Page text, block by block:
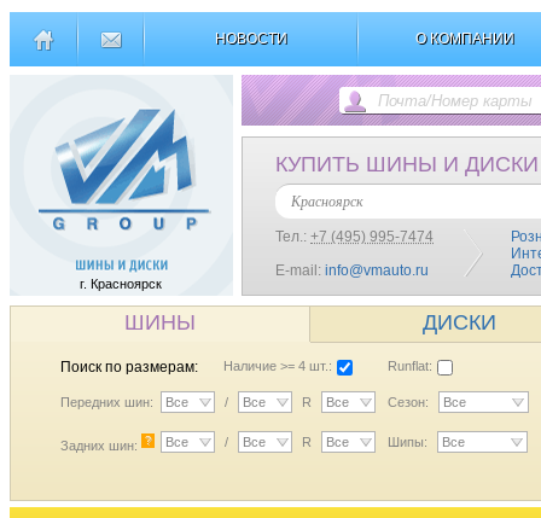
НОВОСТИ О КОМПАНИИ
г. Красноярск
КУПИТЬ ШИНЫ И ДИСКИ
Красноярск
Тел.: +7 (495) 995-7474
E-mail: info@vmauto.ru
ШИНЫ ДИСКИ
Поиск по размерам: Наличие >= 4 шт.: Runflat:
Передних шин: Все / Все R Все Сезон: Все
Задних шин: ? Все / Все R Все Шипы: Все